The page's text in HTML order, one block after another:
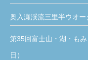
奥入瀬渓流三里半ウオ
第35回富士山・湖・も
日）